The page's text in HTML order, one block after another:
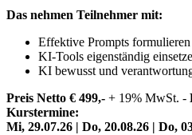
Das nehmen Teilnehmer mit:
Effektive Prompts formulieren
KI-Tools eigenständig
KI bewusst und
Preis Netto € 499,- + 19% MwSt. -
Kurstermine:
Mi, 29.07.26 | Do, 20.08.26 | Do,